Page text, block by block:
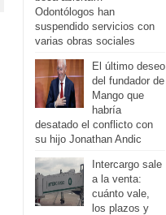
Odontólogos han
suspendido servicios con
varias obras sociales
El último deseo
del fundador de
Mango que
habría
desatado el conflicto con
su hijo Jonathan Andic
Intercargo sale
a la venta:
cuánto vale,
los plazos y